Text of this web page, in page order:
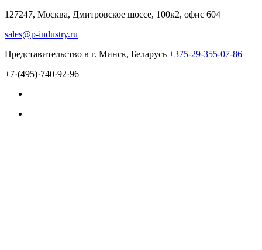
127247, Москва, Дмитровское шоссе, 100к2, офис 604
sales@p-industry.ru
Представительство в г. Минск, Беларусь +375-29-355-07-86
+7·(495)·740·92·96